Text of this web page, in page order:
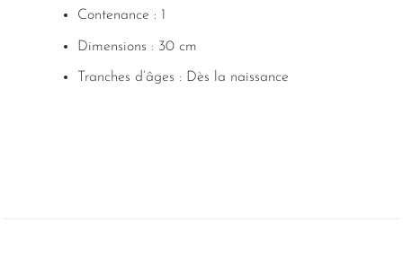
Contenance : 1
Dimensions : 30 cm
Tranches d’âges : Dès la naissance